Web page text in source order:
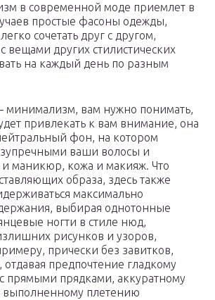
в современной моде приемлет в
простые фасоны одежды,
сочетать друг с другом,
вещами других стилистических
на каждый день по разным
минимализм, вам нужно понимать,
привлекать к вам внимание, она
фон, на котором
ваши волосы и
и маникюр, кожа и макияж. Что
образа, здесь также
максимально
выбирая однотонные
ногти в стиле нюд,
рисунков и узоров,
прически без завитков,
отдавая предпочтение гладкому
прямыми прядками, аккуратному
выполненному плетению